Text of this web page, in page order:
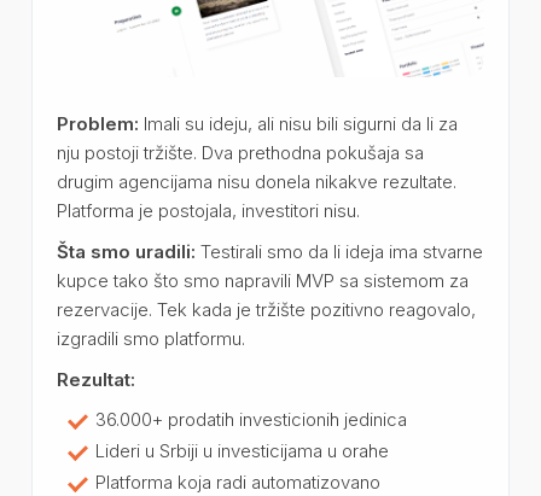
Problem: Imali su ideju, ali nisu bili sigurni da li za
nju postoji tržište. Dva prethodna pokušaja sa
drugim agencijama nisu donela nikakve rezultate.
Platforma je postojala, investitori nisu.
Šta smo uradili:Testirali smo da li ideja ima stvarne
kupce tako što smo napravili MVP sa sistemom za
rezervacije. Tek kada je tržište pozitivno reagovalo,
izgradili smo platformu.
Rezultat:
36.000+ prodatih investicionih jedinica
Lideri u Srbiji u investicijama u orahe
Platforma koja radi automatizovano